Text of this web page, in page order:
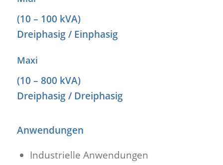
(10 – 100 kVA)
Dreiphasig / Einphasig
Maxi
(10 – 800 kVA)
Dreiphasig / Dreiphasig
Anwendungen
Industrielle Anwendungen